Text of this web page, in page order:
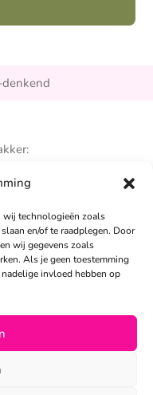
wij technologieën zoals
en/of te raadplegen. Door
wij gegevens zoals
Als je geen toestemming
invloed hebben op
230